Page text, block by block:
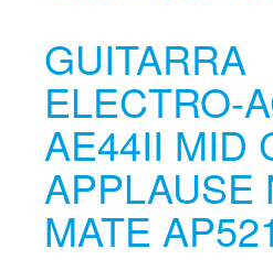
GUITARRA
ELECTRO-
AE44II MID
APPLAUSE
MATE